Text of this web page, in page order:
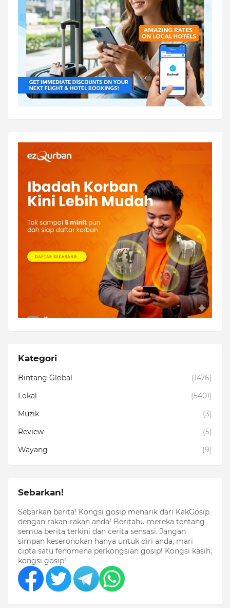
Kategori
Bintang Global
(1476)
Lokal
(5401)
Muzik
(3)
Review
(5)
Wayang
(9)
Sebarkan!
Sebarkan berita! Kongsi gosip menarik dari KakGosip
dengan rakan-rakan anda! Beritahu mereka tentang
semua berita terkini dan cerita sensasi. Jangan
simpan keseronokan hanya untuk diri anda, mari
cipta satu fenomena perkongsian gosip! Kongsi kasih,
kongsi gosip!